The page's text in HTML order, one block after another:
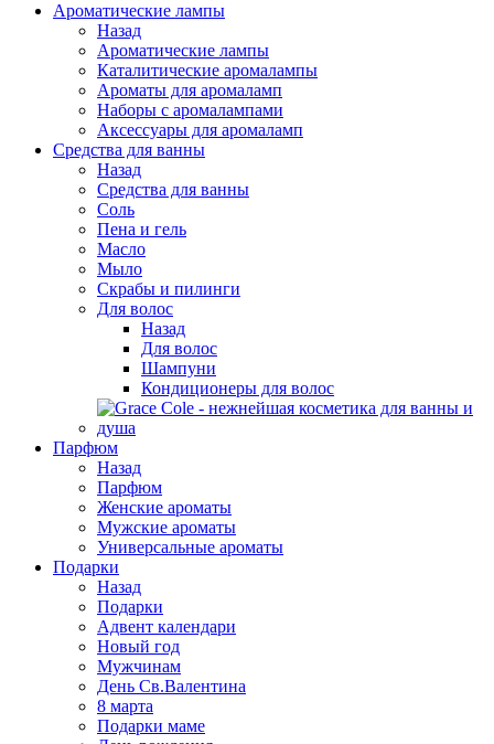
Ароматические лампы
Назад
Ароматические лампы
Каталитические аромалампы
Ароматы для аромаламп
Наборы с аромалампами
Аксессуары для аромаламп
Средства для ванны
Назад
Средства для ванны
Соль
Пена и гель
Масло
Мыло
Скрабы и пилинги
Для волос
Назад
Для волос
Шампуни
Кондиционеры для волос
Парфюм
Назад
Парфюм
Женские ароматы
Мужские ароматы
Универсальные ароматы
Подарки
Назад
Подарки
Адвент календари
Новый год
Мужчинам
День Св.Валентина
8 марта
Подарки маме